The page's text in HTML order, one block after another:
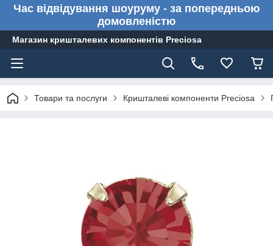
Час відвідування шоуруму - за попередньою
домовленістю
Магазин кришталевих компонентів Preciosa
Товари та послуги Кришталеві компоненти Preciosa